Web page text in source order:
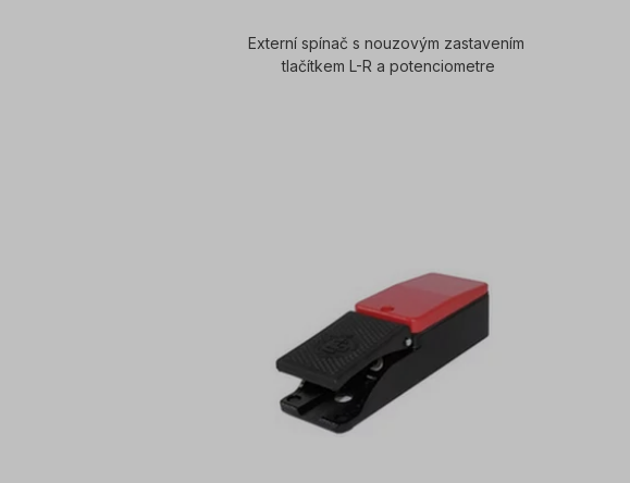
Externí spínač s nouzovým zastavením
tlačítkem L-R a potenciometre